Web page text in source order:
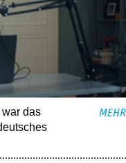
das
MEHR